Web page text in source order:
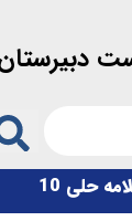
دوم پسرانه
حلی 10